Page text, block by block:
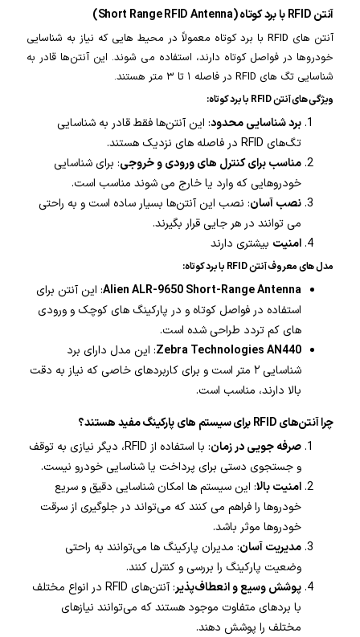
آنتن RFID با برد کوتاه (Short Range RFID Antenna)
آنتن های RFID با برد کوتاه معمولاً در محیط هایی که نیاز به شناسایی
خودروها در فواصل کوتاه دارند، استفاده می شوند. این آنتن‌ها قادر به
شناسایی تگ های RFID در فاصله ۱ تا ۳ متر هستند.
ویژگی های آنتن RFID با برد کوتاه:
برد شناسایی محدود: این آنتن‌ها فقط قادر به شناسایی
تگ‌های RFID در فاصله های نزدیک هستند.
مناسب برای کنترل های ورودی و خروجی: برای شناسایی
خودروهایی که وارد یا خارج می شوند مناسب است.
نصب آسان: نصب این آنتن‌ها بسیار ساده است و به راحتی
می توانند در هر جایی قرار بگیرند.
امنیت بیشتری دارند
مدل های معروف آنتن RFID با برد کوتاه:
Alien ALR-9650 Short-Range Antenna: این آنتن برای
استفاده در فواصل کوتاه و در پارکینگ های کوچک و ورودی
های کم تردد طراحی شده است.
Zebra Technologies AN440: این مدل دارای برد
شناسایی ۲ متر است و برای کاربردهای خاصی که نیاز به دقت
بالا دارند، مناسب است.
چرا آنتن‌های RFID برای سیستم های پارکینگ مفید هستند؟
صرفه جویی در زمان
: با استفاده از RFID، دیگر نیازی به توقف
و جستجوی دستی برای پرداخت یا شناسایی خودرو نیست.
امنیت بالا: این سیستم ها امکان شناسایی دقیق و سریع
خودروها را فراهم می کنند که می‌تواند در جلوگیری از سرقت
خودروها موثر باشد.
مدیریت آسان: مدیران پارکینگ ها می‌توانند به راحتی
وضعیت پارکینگ را بررسی و کنترل کنند.
پوشش وسیع و انعطاف‌پذیر
: آنتن‌های RFID در انواع مختلف
با بردهای متفاوت موجود هستند که می‌توانند نیازهای
مختلف را پوشش دهند.